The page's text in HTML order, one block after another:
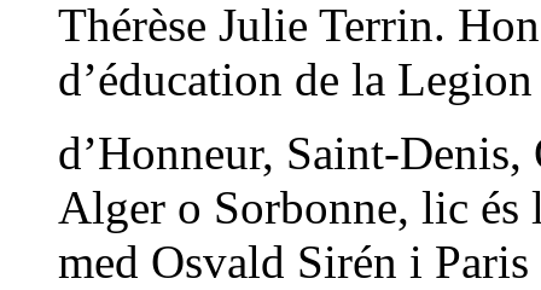
Thérèse Julie Terrin.
d’éducation de la Legion
d’Honneur, Saint-
Alger o Sorbonne, lic és
med Osvald Sirén i